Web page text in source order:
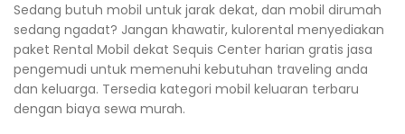
Sedang butuh mobil untuk jarak dekat, dan mobil dirumah
sedang ngadat? Jangan khawatir, kulorental menyediakan
paket Rental Mobil dekat Sequis Center harian gratis jasa
pengemudi untuk memenuhi kebutuhan traveling anda
dan keluarga. Tersedia kategori mobil keluaran terbaru
dengan biaya sewa murah.